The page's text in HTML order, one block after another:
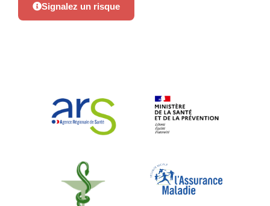
Signalez un risque